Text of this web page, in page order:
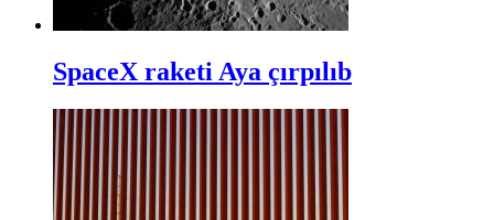
SpaceX raketi Aya çırpılıb